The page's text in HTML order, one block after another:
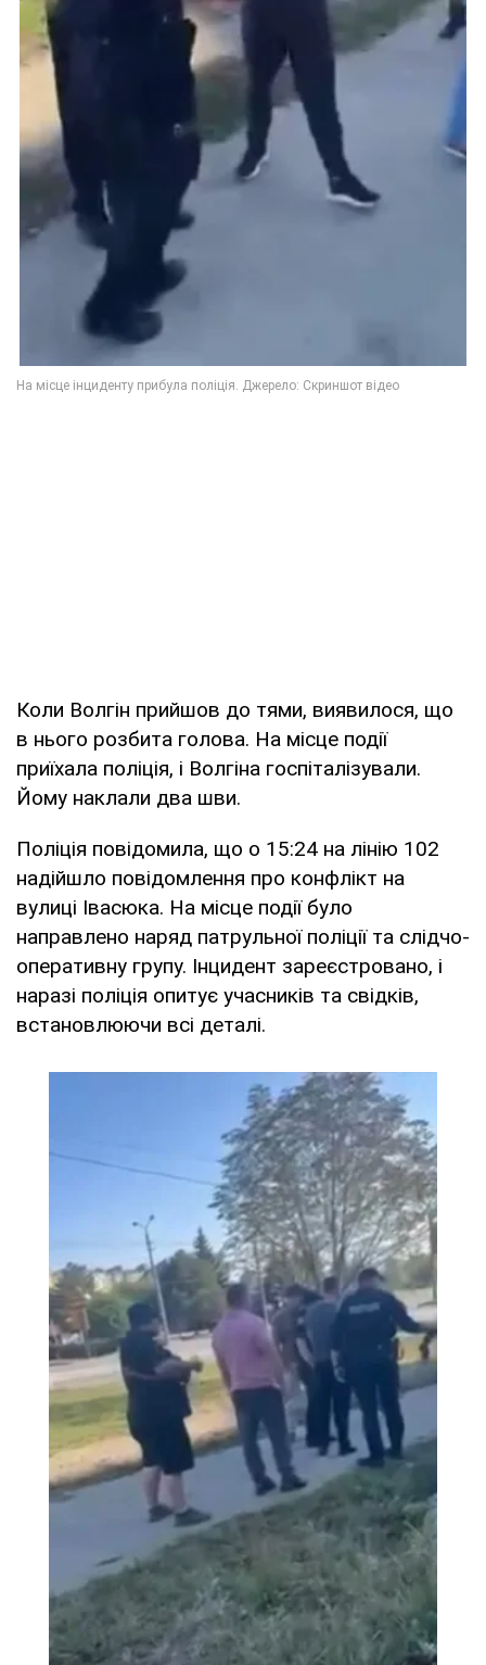
Коли Волгін прийшов до тями, виявилося, що
в нього розбита голова. На місце події
приїхала поліція, і Волгіна госпіталізували.
Йому наклали два шви.
Поліція повідомила, що о 15:24 на лінію 102
надійшло повідомлення про конфлікт на
вулиці Івасюка. На місце події було
направлено наряд патрульної поліції та слідчо-
оперативну групу. Інцидент зареєстровано, і
наразі поліція опитує учасників та свідків,
встановлюючи всі деталі.